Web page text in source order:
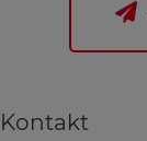
Kontakt